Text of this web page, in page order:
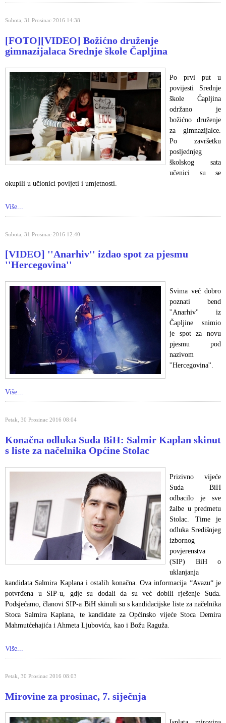
Subota, 31 Prosinac 2016 14:38
[FOTO][VIDEO] Božićno druženje
gimnazijalaca Srednje škole Čapljina
Po prvi put u
povijesti Srednje
škole Čapljina
održano je
božićno druženje
za gimnazijalce.
Po završetku
posljednjeg
školskog sata
učenici su se
okupili u učionici povijeti i umjetnosti.
Više...
Subota, 31 Prosinac 2016 12:40
[VIDEO] ''Anarhiv'' izdao spot za pjesmu
''Hercegovina''
Svima već dobro
poznati bend
''Anarhiv'' iz
Čapljine snimio
je spot za novu
pjesmu pod
nazivom
''Hercegovina''.
Više...
Petak, 30 Prosinac 2016 08:04
Konačna odluka Suda BiH: Salmir Kaplan skinut
s liste za načelnika Općine Stolac
Prizivno vijeće
Suda BiH
odbacilo je sve
žalbe u predmetu
Stolac. Time je
odluka Središnjeg
izbornog
povjerenstva
(SIP) BiH o
uklanjanja
kandidata Salmira Kaplana i ostalih konačna. Ova informacija “Avazu“ je
potvrđena u SIP-u, gdje su dodali da su već dobili rješenje Suda.
Podsjećamo, članovi SIP-a BiH skinuli su s kandidacijske liste za načelnika
Stoca Salmira Kaplana, te kandidate za Općinsko vijeće Stoca Demira
Mahmutćehajića i Ahmeta Ljubovića, kao i Božu Raguža.
Više...
Petak, 30 Prosinac 2016 08:03
Mirovine za prosinac, 7. siječnja